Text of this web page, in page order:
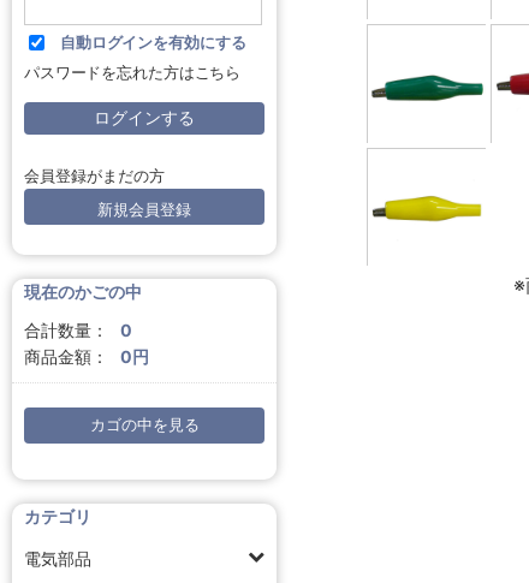
自動ログインを有効にする
パスワードを忘れた方はこちら
会員登録がまだの方
新規会員登録
現在のかごの中
合計数量：
0
商品金額：
0円
カゴの中を見る
カテゴリ
電気部品
※